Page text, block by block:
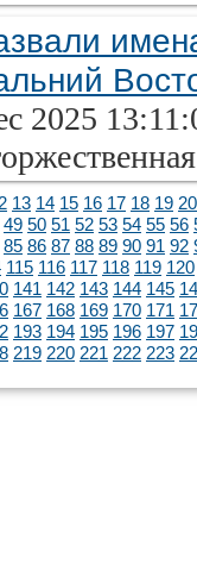
2025
13 14 15 16 17 18 19 20
49 50 51 52 53 54 55 56
85 86 87 88 89 90 91 92
115 116 117 118 119 120
141 142 143 144 145
167 168 169 170 171
193 194 195 196 197
219 220 221 222 223